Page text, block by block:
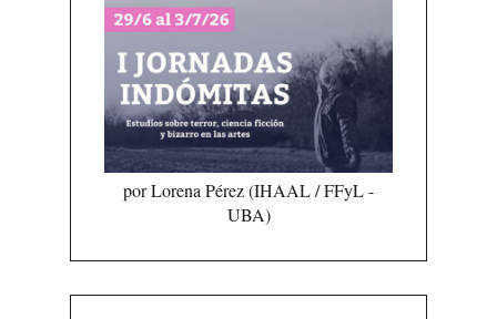
por Lorena Pérez (IHAAL / FFyL -
UBA)